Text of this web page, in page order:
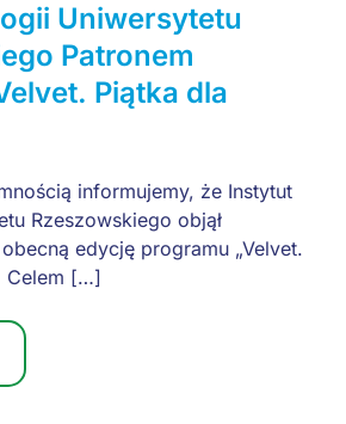
Uniwersytetu
Patronem
Piątka dla
informujemy, że Instytut
Rzeszowskiego objął
edycję programu „Velvet.
Celem […]